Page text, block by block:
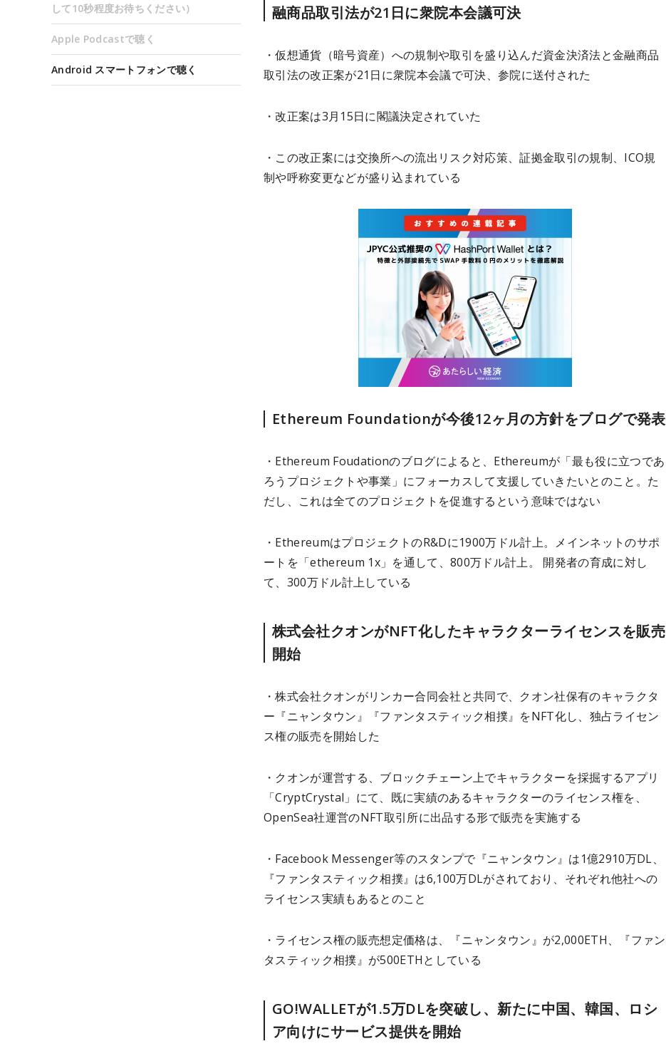
融商品取引法が21日に衆院本会議可決
・仮想通貨（暗号資産）への規制や取引を盛り込んだ資金決済法と金融商品
取引法の改正案が21日に衆院本会議で可決、参院に送付された
・改正案は3月15日に閣議決定されていた
・この改正案には交換所への流出リスク対応策、証拠金取引の規制、ICO規
制や呼称変更などが盛り込まれている
Ethereum Foundationが今後12ヶ月の方針をブログで発表
・Ethereum Foudationのブログによると、Ethereumが「最も役に立つであ
ろうプロジェクトや事業」にフォーカスして支援していきたいとのこと。た
だし、これは全てのプロジェクトを促進するという意味ではない
・EthereumはプロジェクトのR&Dに1900万ドル計上。メインネットのサポ
ートを「ethereum 1x」を通して、800万ドル計上。 開発者の育成に対し
て、300万ドル計上している
株式会社クオンがNFT化したキャラクターライセンスを販売
開始
・株式会社クオンがリンカー合同会社と共同で、クオン社保有のキャラクタ
ー『ニャンタウン』『ファンタスティック相撲』をNFT化し、独占ライセン
ス権の販売を開始した
・クオンが運営する、ブロックチェーン上でキャラクターを採掘するアプリ
「CryptCrystal」にて、既に実績のあるキャラクターのライセンス権を、
OpenSea社運営のNFT取引所に出品する形で販売を実施する
・Facebook Messenger等のスタンプで『ニャンタウン』は1億2910万DL、
『ファンタスティック相撲』は6,100万DLがされており、それぞれ他社への
ライセンス実績もあるとのこと
・ライセンス権の販売想定価格は、『ニャンタウン』が2,000ETH、『ファン
タスティック相撲』が500ETHとしている
GO!WALLETが1.5万DLを突破し、新たに中国、韓国、ロシ
ア向けにサービス提供を開始
して10秒程度お待ちください）
Apple Podcastで聴く
Android スマートフォンで聴く